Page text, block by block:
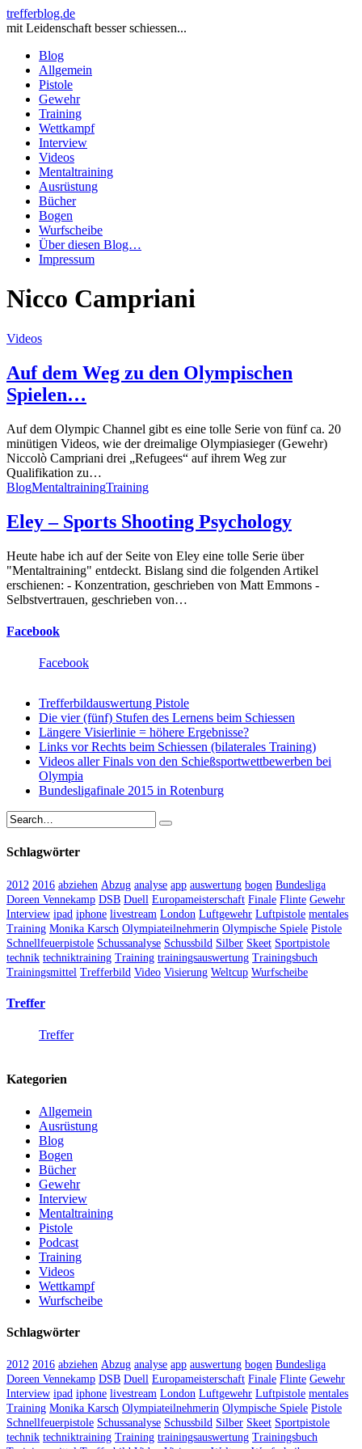
trefferblog.de
mit Leidenschaft besser schiessen...
Blog
Allgemein
Pistole
Gewehr
Training
Wettkampf
Interview
Videos
Mentaltraining
Ausrüstung
Bücher
Bogen
Wurfscheibe
Über diesen Blog…
Impressum
Nicco Campriani
Videos
Auf dem Weg zu den Olympischen
Spielen…
Auf dem Olympic Channel gibt es eine tolle Serie von fünf ca. 20
minütigen Videos, wie der dreimalige Olympiasieger (Gewehr)
Niccolò Campriani drei „Refugees“ auf ihrem Weg zur
Qualifikation zu…
BlogMentaltrainingTraining
Eley – Sports Shooting Psychology
Heute habe ich auf der Seite von Eley eine tolle Serie über
"Mentaltraining" entdeckt. Bislang sind die folgenden Artikel
erschienen: - Konzentration, geschrieben von Matt Emmons -
Selbstvertrauen, geschrieben von…
Facebook
Facebook
Trefferbildauswertung Pistole
Die vier (fünf) Stufen des Lernens beim Schiessen
Längere Visierlinie = höhere Ergebnisse?
Links vor Rechts beim Schiessen (bilaterales Training)
Videos aller Finals von den Schießsportwettbewerben bei
Olympia
Bundesligafinale 2015 in Rotenburg
Schlagwörter
2012 2016 abziehen Abzug analyse app auswertung bogen Bundesliga
Doreen Vennekamp DSB Duell Europameisterschaft Finale Flinte Gewehr
Interview ipad iphone livestream London Luftgewehr Luftpistole mentales
Training Monika Karsch Olympiateilnehmerin Olympische Spiele Pistole
Schnellfeuerpistole Schussanalyse Schussbild Silber Skeet Sportpistole
technik techniktraining Training trainingsauswertung Trainingsbuch
Trainingsmittel Trefferbild Video Visierung Weltcup Wurfscheibe
Treffer
Treffer
Kategorien
Allgemein
Ausrüstung
Blog
Bogen
Bücher
Gewehr
Interview
Mentaltraining
Pistole
Podcast
Training
Videos
Wettkampf
Wurfscheibe
Schlagwörter
2012 2016 abziehen Abzug analyse app auswertung bogen Bundesliga
Doreen Vennekamp DSB Duell Europameisterschaft Finale Flinte Gewehr
Interview ipad iphone livestream London Luftgewehr Luftpistole mentales
Training Monika Karsch Olympiateilnehmerin Olympische Spiele Pistole
Schnellfeuerpistole Schussanalyse Schussbild Silber Skeet Sportpistole
technik techniktraining Training trainingsauswertung Trainingsbuch